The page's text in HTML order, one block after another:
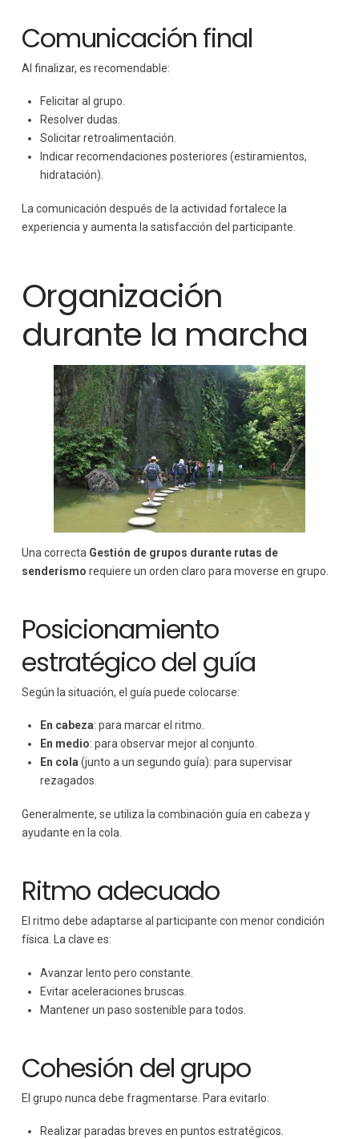
Comunicación final
Al finalizar, es recomendable:
Felicitar al grupo.
Resolver dudas.
Solicitar retroalimentación.
Indicar recomendaciones posteriores (estiramientos,
hidratación).
La comunicación después de la actividad fortalece la
experiencia y aumenta la satisfacción del participante.
Organización
durante la marcha
Una correcta Gestión de grupos durante rutas de
senderismo requiere un orden claro para moverse en grupo.
Posicionamiento
estratégico del guía
Según la situación, el guía puede colocarse:
En cabeza: para marcar el ritmo.
En medio: para observar mejor al conjunto.
En cola (junto a un segundo guía): para supervisar
rezagados.
Generalmente, se utiliza la combinación guía en cabeza y
ayudante en la cola.
Ritmo adecuado
El ritmo debe adaptarse al participante con menor condición
física. La clave es:
Avanzar lento pero constante.
Evitar aceleraciones bruscas.
Mantener un paso sostenible para todos.
Cohesión del grupo
El grupo nunca debe fragmentarse. Para evitarlo:
Realizar paradas breves en puntos estratégicos.